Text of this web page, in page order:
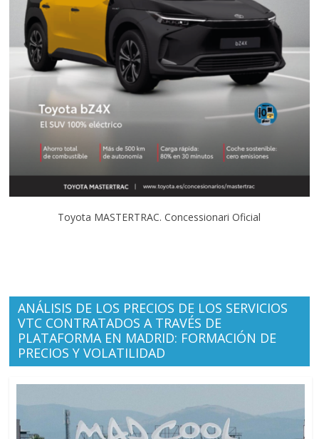
Toyota MASTERTRAC. Concessionari Oficial
ANÁLISIS DE LOS PRECIOS DE LOS SERVICIOS
VTC CONTRATADOS A TRAVÉS DE
PLATAFORMA EN MADRID: FORMACIÓN DE
PRECIOS Y VOLATILIDAD